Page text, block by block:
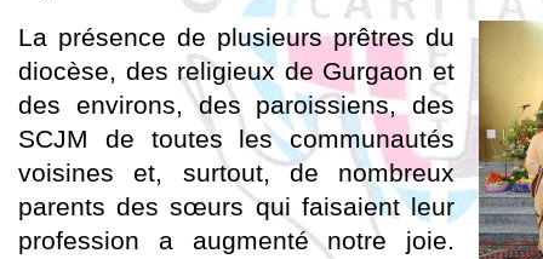
La présence de plusieurs prêtres du
diocèse, des religieux de Gurgaon et
des environs, des paroissiens, des
SCJM de toutes les communautés
voisines et, surtout, de nombreux
parents des sœurs qui faisaient leur
profession a augmenté notre joie.